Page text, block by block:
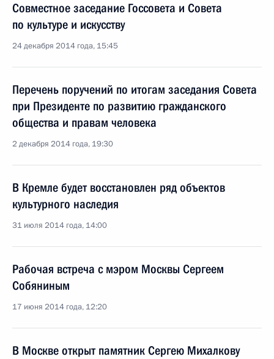
Совместное заседание Госсовета и Совета
по культуре и искусству
24 декабря 2014 года, 15:45
Перечень поручений по итогам заседания Совета
при Президенте по развитию гражданского
общества и правам человека
2 декабря 2014 года, 19:30
В Кремле будет восстановлен ряд объектов
культурного наследия
31 июля 2014 года, 14:00
Рабочая встреча с мэром Москвы Сергеем
Собяниным
17 июня 2014 года, 12:20
В Москве открыт памятник Сергею Михалкову